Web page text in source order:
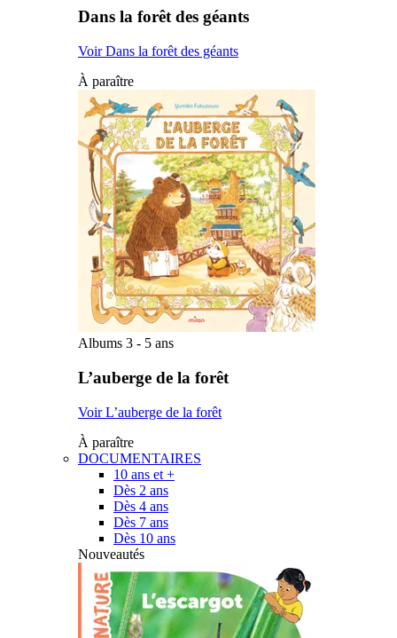
Dans la forêt des géants
Voir Dans la forêt des géants
À paraître
Albums 3 - 5 ans
L’auberge de la forêt
Voir L’auberge de la forêt
À paraître
DOCUMENTAIRES
10 ans et +
Dès 2 ans
Dès 4 ans
Dès 7 ans
Dès 10 ans
Nouveautés